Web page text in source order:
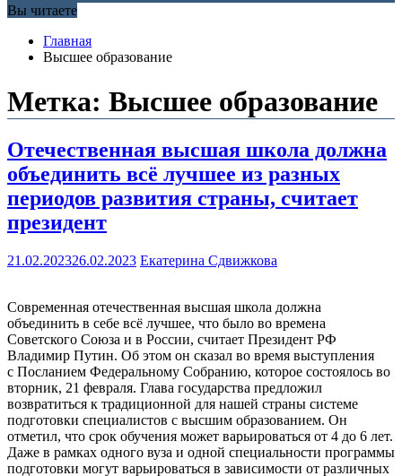
Вы читаете
Главная
Высшее образование
Метка: Высшее образование
Отечественная высшая школа должна
объединить всё лучшее из разных
периодов развития страны, считает
президент
21.02.202326.02.2023 Екатерина Сдвижкова
Современная отечественная высшая школа должна
объединить в себе всё лучшее, что было во времена
Советского Союза и в России, считает Президент РФ
Владимир Путин. Об этом он сказал во время выступления
с Посланием Федеральному Собранию, которое состоялось во
вторник, 21 февраля. Глава государства предложил
возвратиться к традиционной для нашей страны системе
подготовки специалистов с высшим образованием. Он
отметил, что срок обучения может варьироваться от 4 до 6 лет.
Даже в рамках одного вуза и одной специальности программы
подготовки могут варьироваться в зависимости от различных